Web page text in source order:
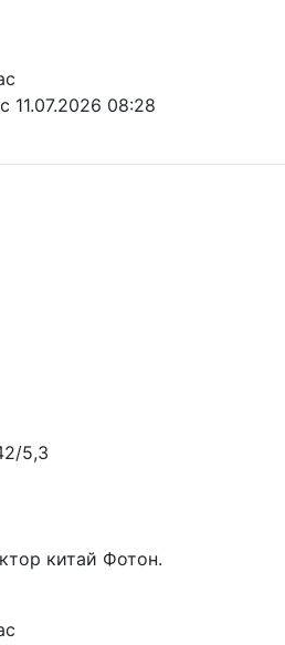
11.07.2026 08:28
5,3
китай Фотон.